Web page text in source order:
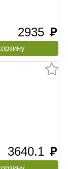
2935 руб
3640.1 руб